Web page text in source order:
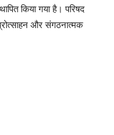
किया गया है। परिषद
और संगठनात्मक